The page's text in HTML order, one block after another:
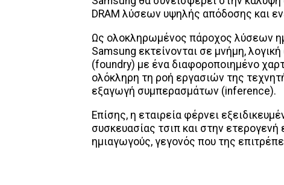
DRAM λύσεων υψηλής απόδοσης και
Ως ολοκληρωμένος πάροχος λύσεων
Samsung εκτείνονται σε μνήμη,
(foundry) με ένα διαφοροποιημένο
ολόκληρη τη ροή εργασιών της
εξαγωγή συμπερασμάτων (inference).
Επίσης, η εταιρεία φέρνει
συσκευασίας τσιπ και στην
ημιαγωγούς, γεγονός που της